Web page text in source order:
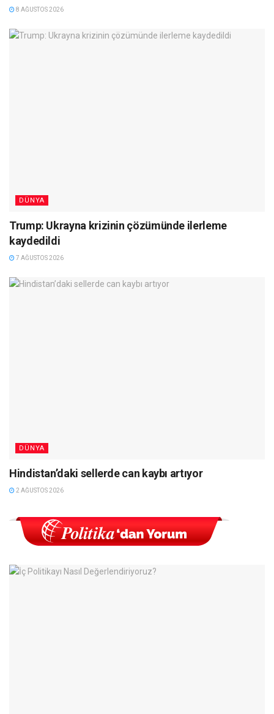
8 AĞUSTOS 2026
DÜNYA
Trump: Ukrayna krizinin çözümünde ilerleme
kaydedildi
7 AĞUSTOS 2026
DÜNYA
Hindistan’daki sellerde can kaybı artıyor
2 AĞUSTOS 2026